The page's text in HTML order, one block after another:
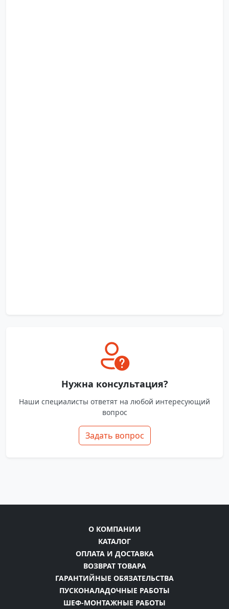
Нужна консультация?
Наши специалисты ответят на любой интересующий
вопрос
Задать вопрос
О КОМПАНИИ
КАТАЛОГ
ОПЛАТА И ДОСТАВКА
ВОЗВРАТ ТОВАРА
ГАРАНТИЙНЫЕ ОБЯЗАТЕЛЬСТВА
ПУСКОНАЛАДОЧНЫЕ РАБОТЫ
ШЕФ-МОНТАЖНЫЕ РАБОТЫ